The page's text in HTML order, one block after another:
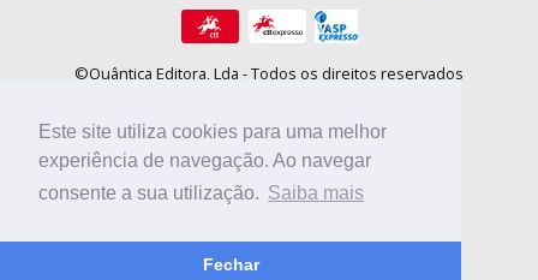
Este site utiliza cookies para uma melhor
experiência de navegação. Ao navegar
consente a sua utilização. Saiba mais
Fechar
©Quântica Editora, Lda - Todos os direitos reservados
E-mail: info@booki.pt
Tel.: +351 220 104 872(custo de chamada para a rede fixa